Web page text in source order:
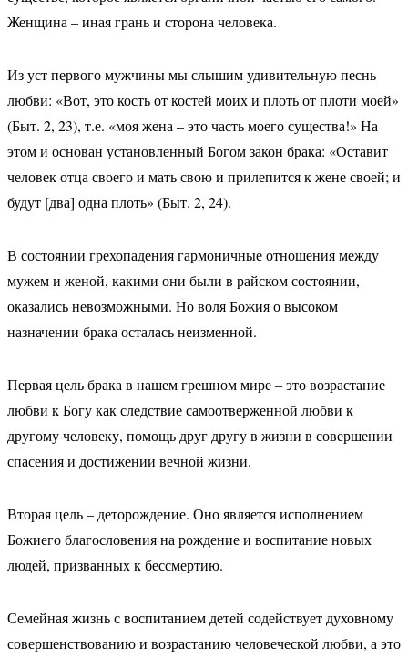
Женщина – иная грань и сторона человека.
Из уст первого мужчины мы слышим удивительную песнь
любви: «Вот, это кость от костей моих и плоть от плоти моей»
(Быт. 2, 23), т.е. «моя жена – это часть моего существа!» На
этом и основан установленный Богом закон брака: «Оставит
человек отца своего и мать свою и прилепится к жене своей; и
будут [два] одна плоть» (Быт. 2, 24).
В состоянии грехопадения гармоничные отношения между
мужем и женой, какими они были в райском состоянии,
оказались невозможными. Но воля Божия о высоком
назначении брака осталась неизменной.
Первая цель брака в нашем грешном мире – это возрастание
любви к Богу как следствие самоотверженной любви к
другому человеку, помощь друг другу в жизни в совершении
спасения и достижении вечной жизни.
Вторая цель – деторождение. Оно является исполнением
Божиего благословения на рождение и воспитание новых
людей, призванных к бессмертию.
Семейная жизнь с воспитанием детей содействует духовному
совершенствованию и возрастанию человеческой любви, а это